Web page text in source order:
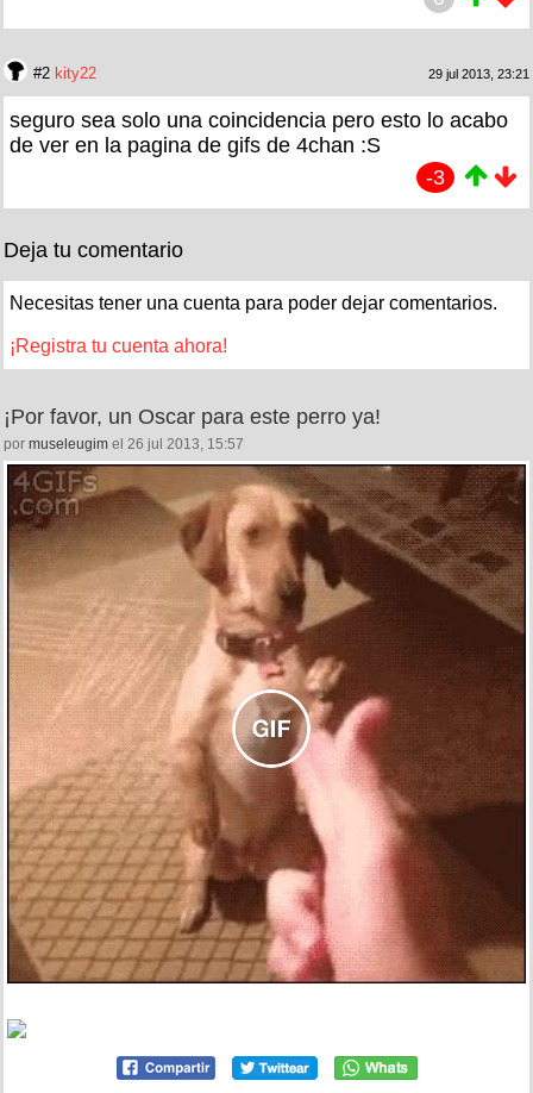
#2 kity22 29 jul 2013, 23:21
seguro sea solo una coincidencia pero esto lo acabo
de ver en la pagina de gifs de 4chan :S
-3
Deja tu comentario
Necesitas tener una cuenta para poder dejar comentarios.
¡Registra tu cuenta ahora!
¡Por favor, un Oscar para este perro ya!
por museleugim el 26 jul 2013, 15:57